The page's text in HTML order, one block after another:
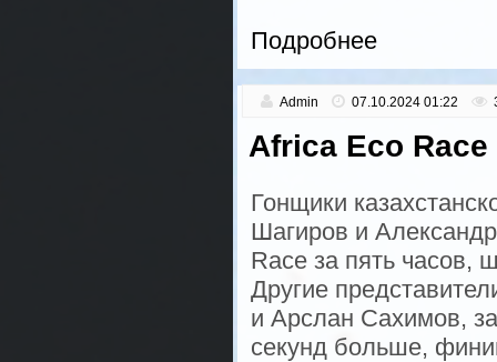
Подробнее
Admin 07.10.2024 01:22
Africa Eco Race
Гонщики
Шагиров и
Race за пять часов,
Другие
и Арслан Сахимов,
секунд больше,